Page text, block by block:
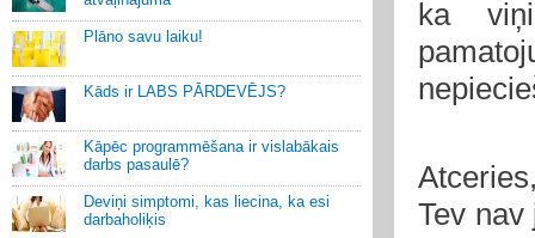
Plāno savu laiku!
Kāds ir LABS PĀRDEVĒJS?
Kāpēc programmēšana ir vislabākais
darbs pasaulē?
Deviņi simptomi, kas liecina, ka esi
darbaholiķis
ka
Tev